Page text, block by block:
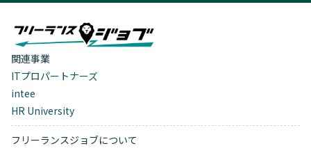
関連事業
ITプロパートナーズ
intee
HR University
フリーランスジョブについて